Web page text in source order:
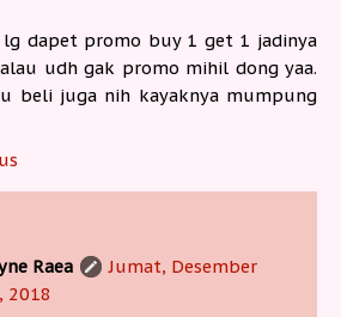
lg dapet promo buy 1 get 1 jadinya
udh gak promo mihil dong yaa.
beli juga nih kayaknya mumpung
Raea
Jumat, Desember
2018